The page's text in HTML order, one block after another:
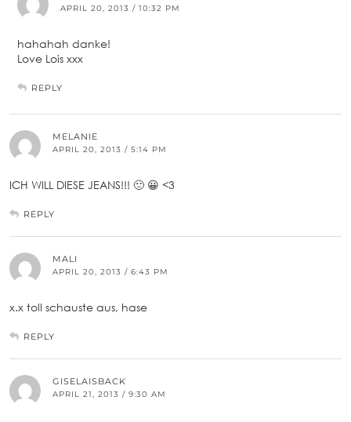
APRIL 20, 2013 / 10:32 PM
hahahah danke!
Love Lois xxx
REPLY
MELANIE
APRIL 20, 2013 / 5:14 PM
ICH WILL DIESE JEANS!!! 🙁 😀 <3
REPLY
MALI
APRIL 20, 2013 / 6:43 PM
x.x toll schauste aus, hase
REPLY
GISELAISBACK
APRIL 21, 2013 / 9:30 AM